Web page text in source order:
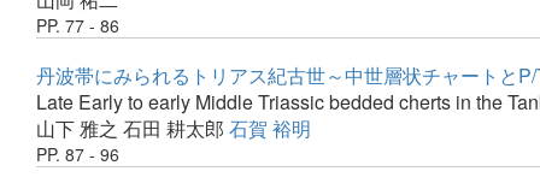
PP. 77 - 86
丹波帯にみられるトリアス紀古世～中世層状チャートと
Late Early to early Middle Triassic bedded cherts in the
山下 雅之 石田 耕太郎 石賀 裕明
PP. 87 - 96